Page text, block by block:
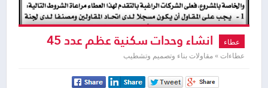
عطاء انشاء وحدات سكنية عظم عدد 45
وحدة و جدران استنادية و بنية تحتية لمشروع
اسكان ارض كنعان
عطاءات » مقاولات بناء وتصميم وتشطيب